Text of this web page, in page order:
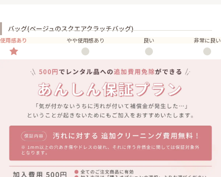
バッグ(ベージュのスクエアクラッチバッグ)
使用感あり やや使用感あり 良い 非常に良い